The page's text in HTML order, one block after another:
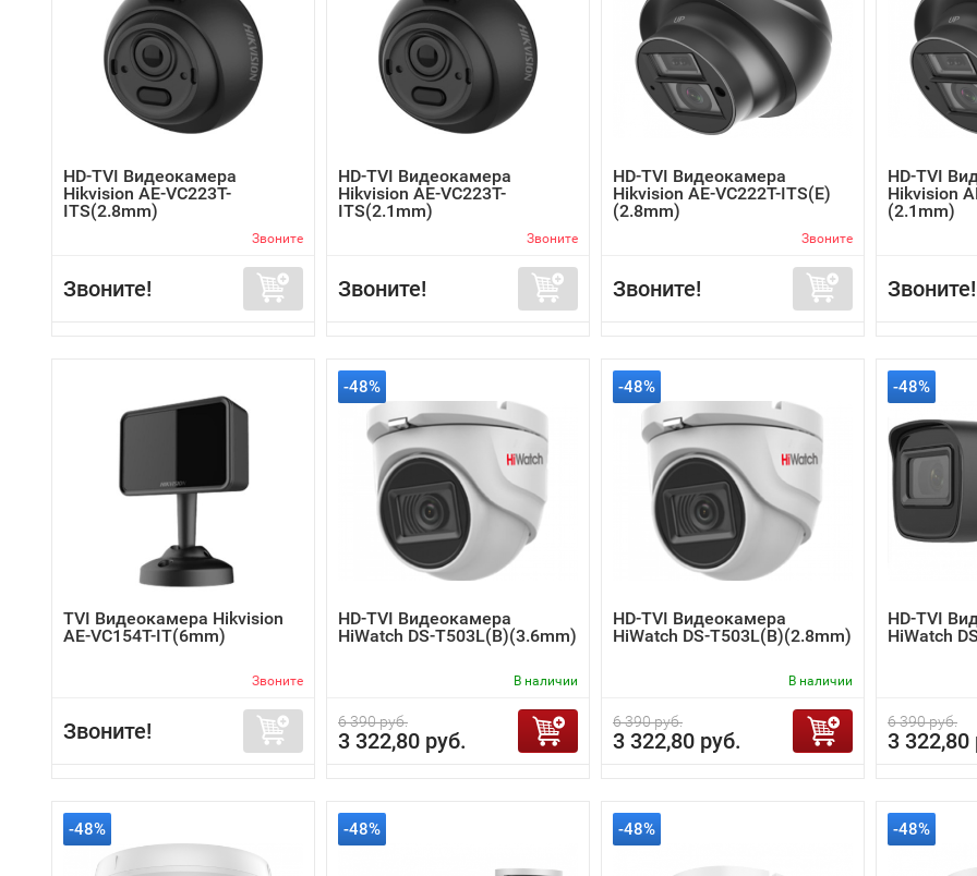
HD-TVI Видеокамера
Hikvision AE-VC223T-
ITS(2.8mm)
Звоните
Звоните!
HD-TVI Видеокамера
Hikvision AE-VC223T-
ITS(2.1mm)
Звоните
Звоните!
HD-TVI Видеокамера
Hikvision AE-VC222T-ITS(E)
(2.8mm)
Звоните
Звоните!
HD-TVI
Hikvision
(2.1mm)
Звоните!
TVI Видеокамера Hikvision
AE-VC154T-IT(6mm)
Звоните
Звоните!
-48%
HD-TVI Видеокамера
HiWatch DS-T503L(B)(3.6mm)
В наличии
6 390 руб.
3 322,80 руб.
-48%
HD-TVI Видеокамера
HiWatch DS-T503L(B)(2.8mm)
В наличии
6 390 руб.
3 322,80 руб.
-48%
HD-TVI
HiWatch
6 390 руб.
3 322,80
-48% -48% -48% -48%